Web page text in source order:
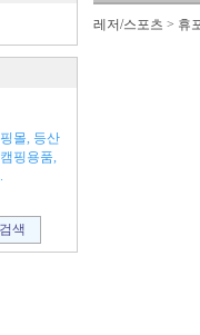
몰, 등산
핑용품,
레저/스포츠 > 휴